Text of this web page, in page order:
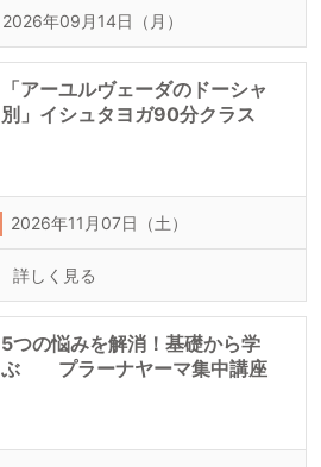
2026年09月14日（月）
「アーユルヴェーダのドーシャ
別」イシュタヨガ90分クラス
2026年11月07日（土）
詳しく見る
5つの悩みを解消！基礎から学
ぶ プラーナヤーマ集中講座